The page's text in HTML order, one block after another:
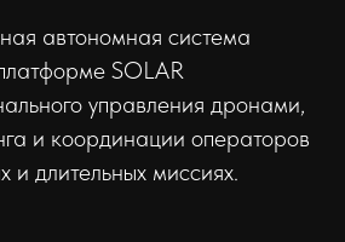
автономная система
SOLAR
управления дронами,
и координации операторов
и длительных миссиях.